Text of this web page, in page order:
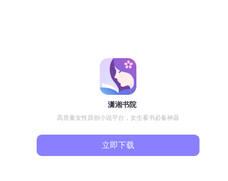
潇湘书院
高质量女性原创小说平台，女生看书必备神器
立即下载